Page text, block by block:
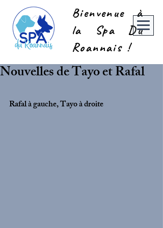
Bienvenue à
la Spa Du
Roannais !
Nouvelles de Tayo et Rafal
Rafal à gauche, Tayo à droite